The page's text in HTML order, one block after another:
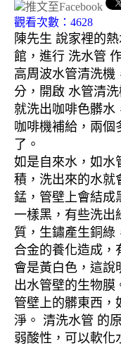
觀看次數：4628
陳先生 說家裡的
館，進行 洗水管
高周波水管清洗機
分，開啟 水管清
就洗出咖啡色髒水
咖啡機補給，兩個
了。
如是自來水，如水
積，洗出來的水就
錳，管壁上會結成
一樣黑，有些洗出
質，生鏽產生銅綠
合金的養化造成，
會是黃白色，這說
出水管壁的生物膜
管壁上的髒東西，
淨。 清洗水管 的
弱酸性，可以軟化